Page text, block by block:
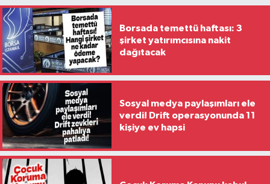
Borsada temettü haftası: 3
şirket yatırımcısına nakit
dağıtacak
Sosyal medya paylaşımları ele
verdi! Drift operasyonunda 11
kişiye ev hapsi